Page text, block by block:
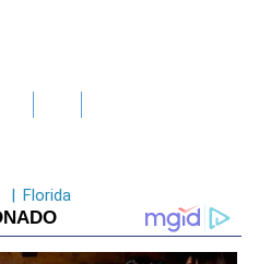
| Florida